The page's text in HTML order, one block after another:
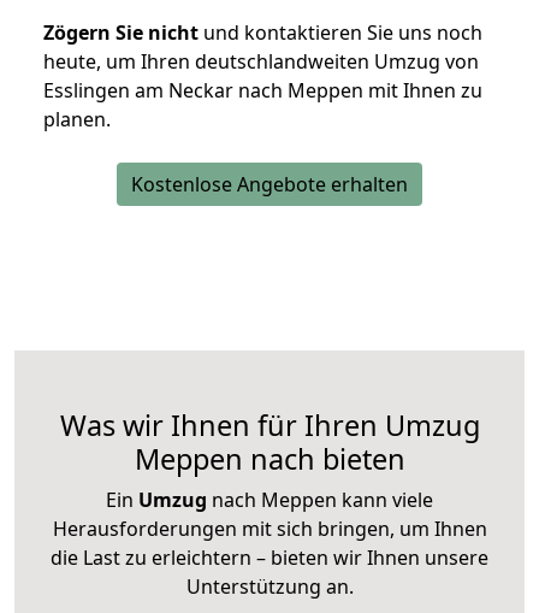
Zögern Sie nicht und kontaktieren Sie uns noch
heute, um Ihren deutschlandweiten Umzug von
Esslingen am Neckar nach Meppen mit Ihnen zu
planen.
Kostenlose Angebote erhalten
Was wir Ihnen für Ihren Umzug
Meppen nach bieten
Ein Umzug nach Meppen kann viele
Herausforderungen mit sich bringen, um Ihnen
die Last zu erleichtern – bieten wir Ihnen unsere
Unterstützung an.